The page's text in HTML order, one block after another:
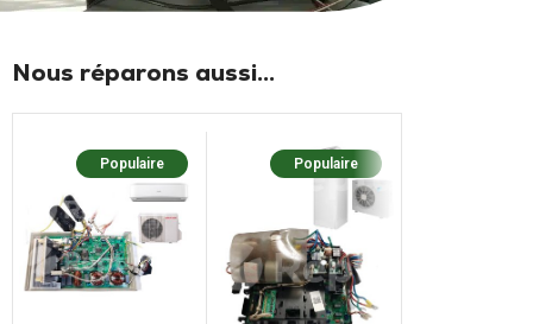
Nous réparons aussi...
Populaire Populaire